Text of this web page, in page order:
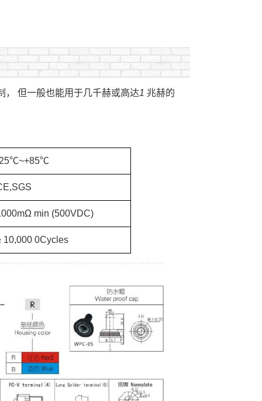
但一般也能用于几千赫或高达1 兆赫的
min (500VDC)
10,000 0Cycles